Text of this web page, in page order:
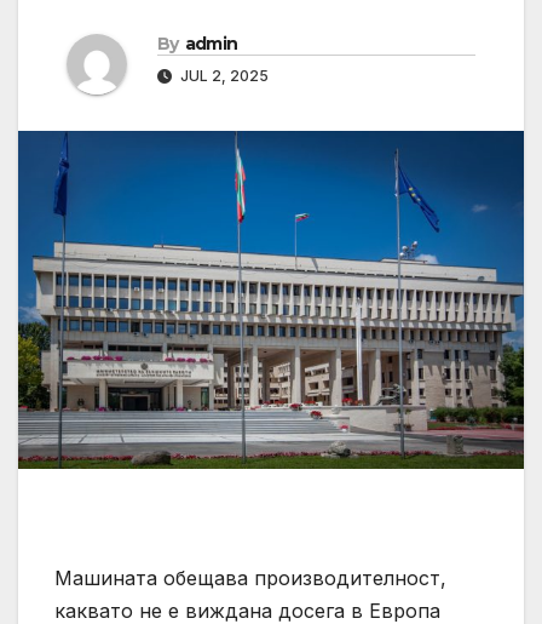
By admin
JUL 2, 2025
Машината обещава производителност,
каквато не е виждана досега в Европа